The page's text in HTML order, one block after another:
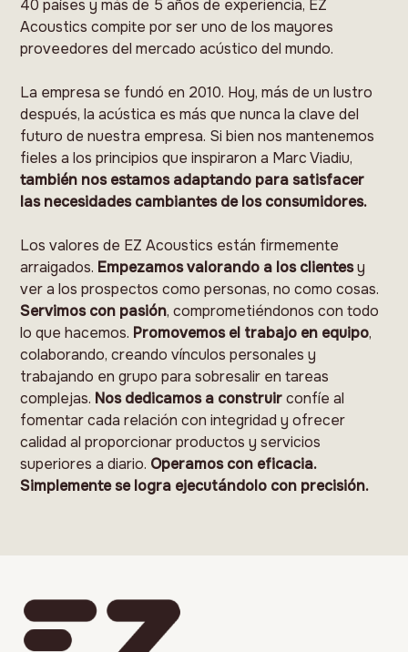
40 países y más de 5 años de experiencia, EZ
Acoustics compite por ser uno de los mayores
proveedores del mercado acústico del mundo.
La empresa se fundó en 2010. Hoy, más de un lustro
después, la acústica es más que nunca la clave del
futuro de nuestra empresa. Si bien nos mantenemos
fieles a los principios que inspiraron a Marc Viadiu,
también nos estamos adaptando para satisfacer
las necesidades cambiantes de los consumidores.
Los valores de EZ Acoustics están firmemente
arraigados. Empezamos valorando a los clientesy
ver a los prospectos como personas, no como cosas.
Servimos con pasión, comprometiéndonos con todo
lo que hacemos. Promovemos el trabajo en equipo,
colaborando, creando vínculos personales y
trabajando en grupo para sobresalir en tareas
complejas. Nos dedicamos a construirconfíe al
fomentar cada relación con integridad y ofrecer
calidad al proporcionar productos y servicios
superiores a diario. Operamos con eficacia.
Simplemente se logra ejecutándolo con precisión.